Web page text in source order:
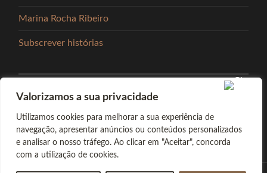
Valorizamos a sua privacidade
Utilizamos cookies para melhorar a sua experiência de
navegação, apresentar anúncios ou conteúdos personalizados
e analisar o nosso tráfego. Ao clicar em "Aceitar", concorda
com a utilização de cookies.
Marina Rocha Ribeiro
Subscrever histórias